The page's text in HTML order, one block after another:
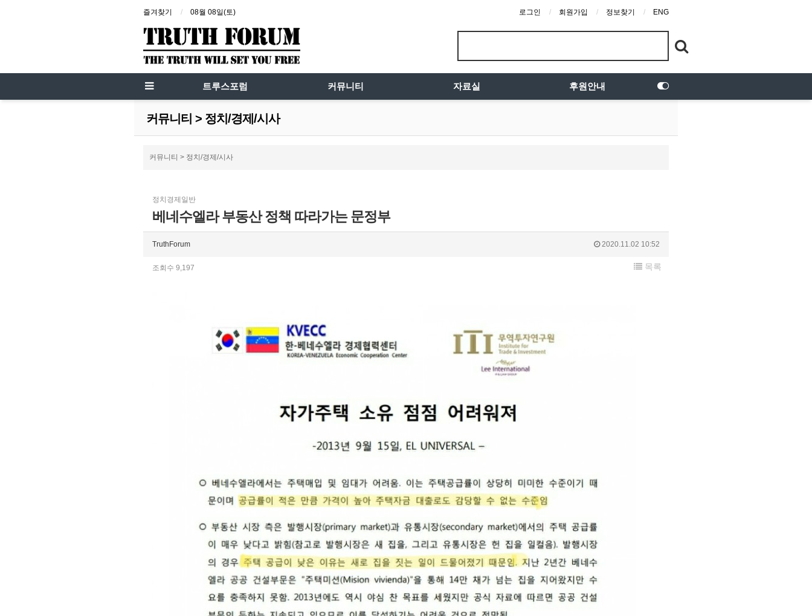
즐겨찾기 08월 08일(토) 로그인 회원가입 정보찾기 ENG
트루스포럼 커뮤니티 자료실 후원안내
커뮤니티 > 정치/경제/시사
커뮤니티 > 정치/경제/시사
정치경제일반
베네수엘라 부동산 정책 따라가는 문정부
TruthForum 2020.11.02 10:52
조회수 9,197 목록